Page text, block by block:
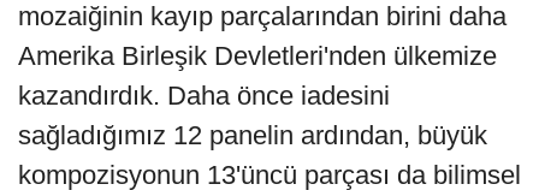
mozaiğinin kayıp parçalarından birini daha
Amerika Birleşik Devletleri'nden ülkemize
kazandırdık. Daha önce iadesini
sağladığımız 12 panelin ardından, büyük
kompozisyonun 13'üncü parçası da bilimsel